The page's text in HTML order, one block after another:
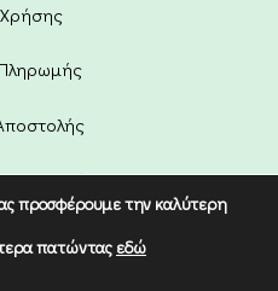
Etico. Designed
προσφέρουμε την καλύτερη
πατώντας εδώ